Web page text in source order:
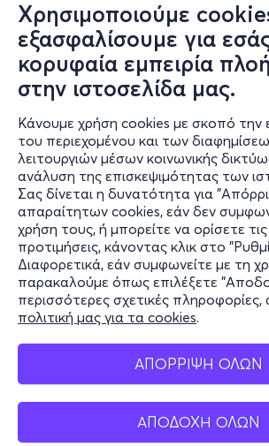
Χρησιμοποιούμε
εξασφαλίσουμε για
κορυφαία εμπειρία
στην ιστοσελίδα μας.
Κάνουμε χρήση cookies με σκοπό την
του περιεχομένου και των
λειτουργιών μέσων κοινωνικής
ανάλυση της επισκεψιμότητας των
Σας δίνεται η δυνατότητα για
απαραίτητων cookies, εάν δεν
χρήση τους, ή μπορείτε να ορίσετε
προτιμήσεις, κάνοντας κλικ στο
Διαφορετικά, εάν συμφωνείτε με τη
παρακαλούμε όπως επιλέξετε
περισσότερες σχετικές
πολιτική μας για τα cookies.
ΑΠΟΡΡΙΨΗ ΟΛΩΝ
ΑΠΟΔΟΧΗ ΟΛΩΝ
Δευ, 24/8
Αρσέν Λουπέν | Καλοκαιρινή
Θέατρο Άλσους Μελίνα Μερκούρη,
Ημαθία
από 10€
Εισιτήρια